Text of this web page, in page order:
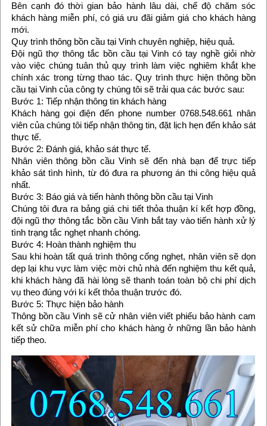
Bên cạnh đó thời gian bảo hành lâu dài, chế độ chăm sóc
khách hàng miễn phí, có giá ưu đãi giảm giá cho khách hàng
mới.
Quy trình thông bồn cầu tại Vinh chuyên nghiệp, hiệu quả.
Đội ngũ thợ thông tắc bồn cầu tại Vinh có tay nghề giỏi nhờ
vào việc chúng tuân thủ quy trình làm việc nghiêm khắt khe
chính xác trong từng thao tác. Quy trình thực hiện thông bồn
cầu tại Vinh của công ty chúng tôi sẽ trải qua các bước sau:
Bước 1: Tiếp nhận thông tin khách hàng
Khách hàng gọi điện đến phone number 0768.548.661 nhân
viên của chúng tôi tiếp nhận thông tin, đặt lịch hẹn đến khảo sát
thực tế.
Bước 2: Đánh giá, khảo sát thực tế.
Nhân viên thông bồn cầu Vinh sẽ đến nhà bạn để trực tiếp
khảo sát tình hình, từ đó đưa ra phương án thi công hiệu quả
nhất.
Bước 3: Báo giá và tiến hành thông bồn cầu tại Vinh
Chúng tôi đưa ra bảng giá chi tiết thỏa thuận kí kết hợp đồng,
đội ngũ thợ thông tắc bồn cầu Vinh bắt tay vào tiến hành xử lý
tình trạng tắc nghẹt nhanh chóng.
Bước 4: Hoàn thành nghiệm thu
Sau khi hoàn tất quá trình thông cống nghẹt, nhân viên sẽ dọn
dẹp lại khu vực làm việc mời chủ nhà đến nghiệm thu kết quả,
khi khách hàng đã hài lòng sẽ thanh toán toàn bộ chi phí dịch
vụ theo đúng với kí kết thỏa thuận trước đó.
Bước 5: Thực hiện bảo hành
Thông bồn cầu Vinh sẽ cử nhân viên viết phiếu bảo hành cam
kết sử chữa miễn phí cho khách hàng ở những lần bảo hành
tiếp theo.